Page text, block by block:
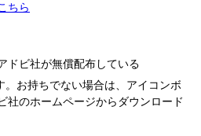
ちら
ドビ社が無償配布している
。お持ちでない場合は、アイコンボ
社のホームページからダウンロード